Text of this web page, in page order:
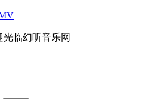
光临幻听音乐网